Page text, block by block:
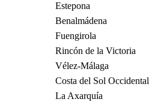
Estepona
Benalmádena
Fuengirola
Rincón de la Victoria
Vélez-Málaga
Costa del Sol Occidental
La Axarquía